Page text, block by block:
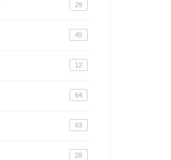
29
45
12
64
63
28